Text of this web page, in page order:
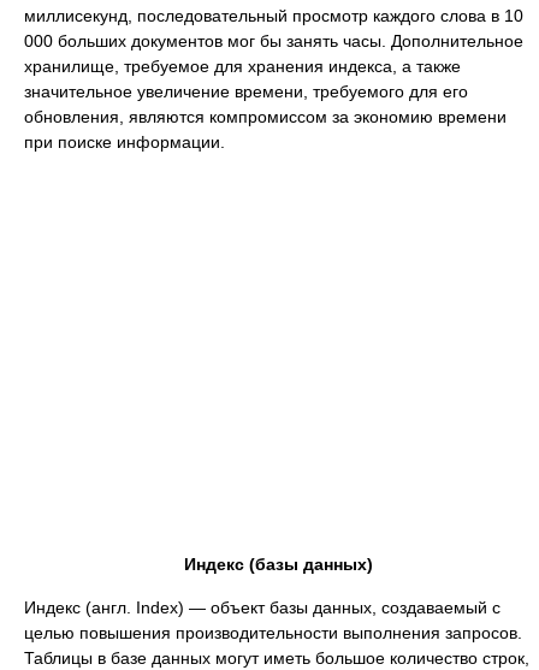
миллисекунд, последовательный просмотр каждого слова в 10
000 больших документов мог бы занять часы. Дополнительное
хранилище, требуемое для хранения индекса, а также
значительное увеличение времени, требуемого для его
обновления, являются компромиссом за экономию времени
при поиске информации.
Индекс (базы данных)
Индекс (англ. Index) — объект базы данных, создаваемый с
целью повышения производительности выполнения запросов.
Таблицы в базе данных могут иметь большое количество строк,